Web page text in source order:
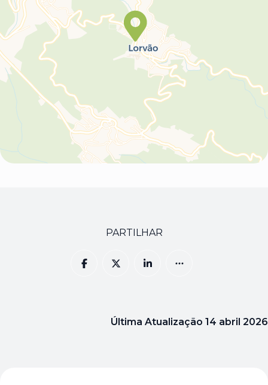
PARTILHAR
Última Atualização 14 abril 2026